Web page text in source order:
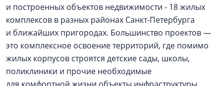
и построенных объектов недвижимости - 18 жилых
комплексов в разных районах Санкт‐Петербурга
и ближайших пригородах. Большинство проектов —
это комплексное освоение территорий, где помимо
жилых корпусов строятся детские сады, школы,
поликлиники и прочие необходимые